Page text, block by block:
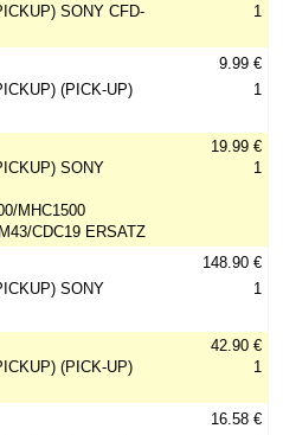
SONY CFD-
1
(PICK-UP)
9.99 €
1
SONY
MHC1500
CDC19 ERSATZ
19.99 €
1
SONY
148.90 €
1
(PICK-UP)
42.90 €
1
16.58 €